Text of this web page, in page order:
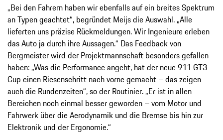
„Bei den Fahrern haben wir ebenfalls auf ein breites Spektrum
an Typen geachtet“, begründet Meijs die Auswahl. „Alle
lieferten uns präzise Rückmeldungen. Wir Ingenieure erleben
das Auto ja durch ihre Aussagen.“ Das Feedback von
Bergmeister wird der Projektmannschaft besonders gefallen
haben: „Was die Performance angeht, hat der neue 911 GT3
Cup einen Riesenschritt nach vorne gemacht – das zeigen
auch die Rundenzeiten“, so der Routinier. „Er ist in allen
Bereichen noch einmal besser geworden – vom Motor und
Fahrwerk über die Aerodynamik und die Bremse bis hin zur
Elektronik und der Ergonomie.“